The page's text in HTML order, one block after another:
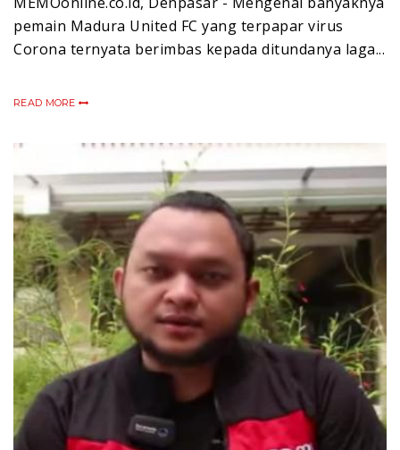
pemain Madura United FC yang terpapar virus
Corona ternyata berimbas kepada ditundanya laga...
READ MORE